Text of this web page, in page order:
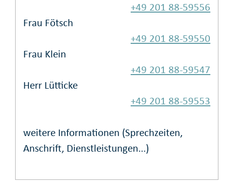
+49 201 88-59556
Frau Fötsch
+49 201 88-59550
Frau Klein
+49 201 88-59547
Herr Lütticke
+49 201 88-59553
weitere Informationen (Sprechzeiten,
Anschrift, Dienstleistungen...)